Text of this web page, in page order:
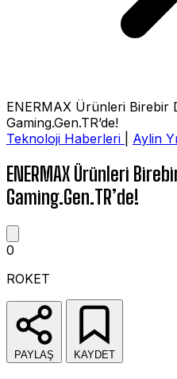
ENERMAX Ürünleri Birebir
Gaming.Gen.TR’de!
Teknoloji Haberleri
Aylin
ENERMAX Ürünleri
Gaming.Gen.TR’de!
0
ROKET
PAYLAŞ KAYDET